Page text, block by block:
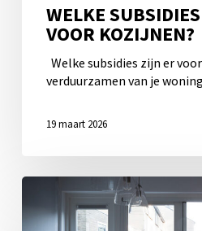
WELKE
VOOR KOZIJNEN?
Welke subsidies zijn er
verduurzamen van je
19 maart 2026
Subsidie
aanvragen
voor